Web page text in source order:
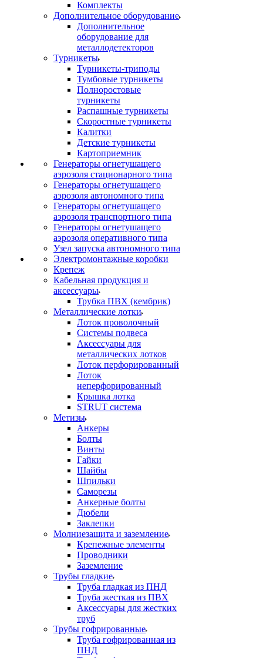
Комплекты
Дополнительное оборудование
Дополнительное
оборудование для
металлодетекторов
Турникеты
Турникеты-триподы
Тумбовые турникеты
Полноростовые
турникеты
Распашные турникеты
Скоростные турникеты
Калитки
Детские турникеты
Картоприемник
Генераторы огнетушащего
аэрозоля стационарного типа
Генераторы огнетушащего
аэрозоля автономного типа
Генераторы огнетушащего
аэрозоля транспортного типа
Генераторы огнетушащего
аэрозоля оперативного типа
Узел запуска автономного типа
Электромонтажные коробки
Крепеж
Кабельная продукция и
аксессуары
Трубка ПВХ (кембрик)
Металлические лотки
Лоток проволочный
Системы подвеса
Аксессуары для
металлических лотков
Лоток перфорированный
Лоток
неперфорированный
Крышка лотка
STRUT система
Метизы
Анкеры
Болты
Винты
Гайки
Шайбы
Шпильки
Саморезы
Анкерные болты
Дюбели
Заклепки
Молниезащита и заземление
Крепежные элементы
Проводники
Заземление
Трубы гладкие
Труба гладкая из ПНД
Труба жесткая из ПВХ
Аксессуары для жестких
труб
Трубы гофрированные
Труба гофрированная из
ПНД